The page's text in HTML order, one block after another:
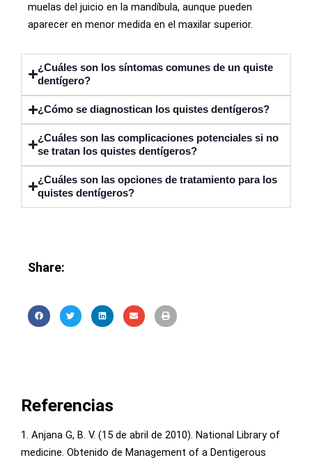
muelas del juicio en la mandíbula, aunque pueden
aparecer en menor medida en el maxilar superior.
¿Cuáles son los síntomas comunes de un quiste
dentígero?
¿Cómo se diagnostican los quistes dentígeros?
¿Cuáles son las complicaciones potenciales si no
se tratan los quistes dentígeros?
¿Cuáles son las opciones de tratamiento para los
quistes dentígeros?
Share:
Referencias
1. Anjana G, B. V. (15 de abril de 2010). National Library of
medicine. Obtenido de Management of a Dentigerous